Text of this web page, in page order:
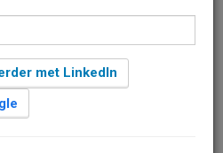
het nieuwe logistieke
Het is het 25e
bouwbedrijf sinds 2016
met LinkedIn